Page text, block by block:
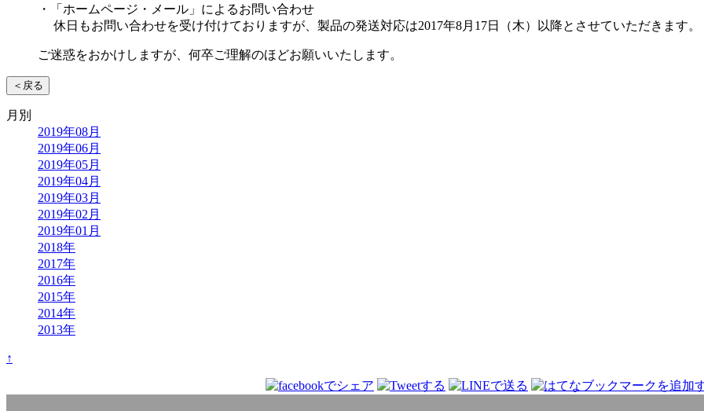
・「ホームページ・メール」によるお問い合わせ
休日もお問い合わせを受け付けておりますが、製品の発送対応は2017年8月17日（木）以降とさせていただきます。
ご迷惑をおかけしますが、何卒ご理解のほどお願いいたします。
＜戻る
月別
2019年08月
2019年06月
2019年05月
2019年04月
2019年03月
2019年02月
2019年01月
2018年
2017年
2016年
2015年
2014年
2013年
↑